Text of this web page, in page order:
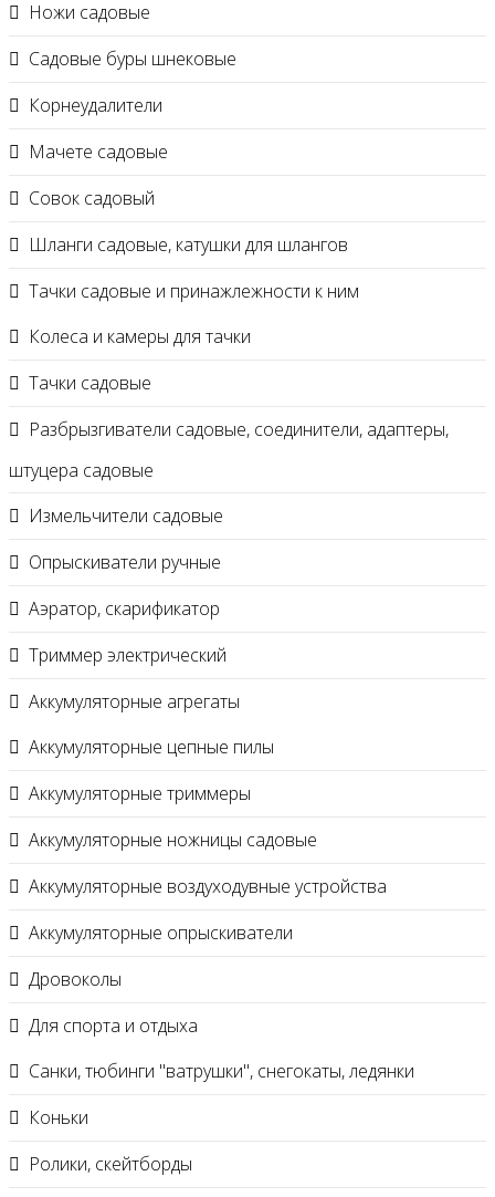
Ножи садовые
Садовые буры шнековые
Корнеудалители
Мачете садовые
Совок садовый
Шланги садовые, катушки для шлангов
Тачки садовые и принажлежности к ним
Колеса и камеры для тачки
Тачки садовые
Разбрызгиватели садовые, соединители, адаптеры,
штуцера садовые
Измельчители садовые
Опрыскиватели ручные
Аэратор, скарификатор
Триммер электрический
Аккумуляторные агрегаты
Аккумуляторные цепные пилы
Аккумуляторные триммеры
Аккумуляторные ножницы садовые
Аккумуляторные воздуходувные устройства
Аккумуляторные опрыскиватели
Дровоколы
Для спорта и отдыха
Санки, тюбинги "ватрушки", снегокаты, ледянки
Коньки
Ролики, скейтборды